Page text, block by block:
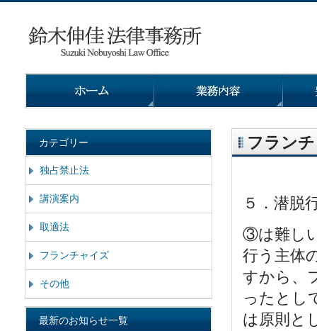
フラン
５．潜脱
③は難し
行う主体
すから、
ったとし
は原則と
カテゴリー
独占禁止法
講演案内
取適法
フランチャイズ
その他
最新のお知らせ一覧